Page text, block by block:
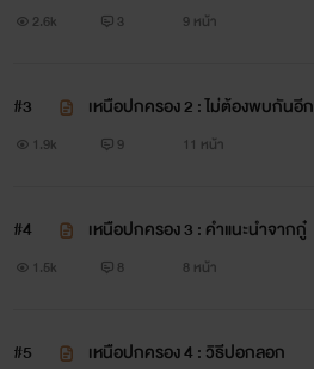
2.6k 3 9 หน้า
#3 เหนือปกครอง 2 : ไม่ต้องพบกันอีก
1.9k 9 11 หน้า
#4 เหนือปกครอง 3 : คำแนะนำจากกู๋
1.5k 8 8 หน้า
#5 เหนือปกครอง 4 : วิธีปอกลอก